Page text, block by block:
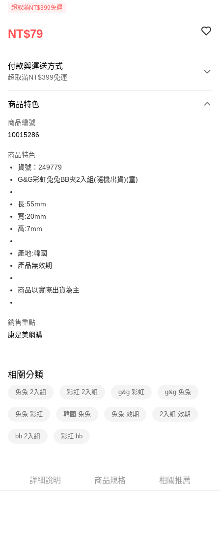
超取滿NT$399免運
NT$79
付款與運送方式
超取滿NT$399免運
icash Pay
信用卡一次付款
超商取貨付款
LINE Pay
Apple Pay
街口支付
Google Pay
超商取貨付款(下單後3-5個工作天配送)
付款後7-11取貨(下單後3-5個工作天配送)
每筆NT$70，滿NT$399(含以上)免運費
每筆NT$100，滿NT$799(含以上)免運費
商品特色
商品編號
10015286
商品特色
貨號：249779
G&G彩虹兔兔BB夾2入組(隨機出貨)(童)
長:55mm
寬:20mm
高:7mm
產地:韓國
產品無效期
商品以實際出貨為主
銷售重點
康是美網購
相關分類
兔兔 2入組 彩虹 2入組 g&g 彩虹 g&g 兔兔
兔兔 彩虹 韓國 兔兔 兔兔 效期 2入組 效期
bb 2入組 彩虹 bb
詳細說明 商品規格 相關推薦